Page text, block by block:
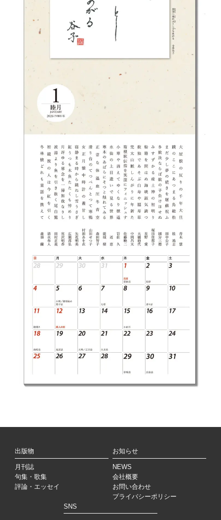
出版物
月刊誌
句集・歌集
評論・エッセイ
お知らせ
NEWS
会社概要
お問い合わせ
プライバシーポリシー
SNS